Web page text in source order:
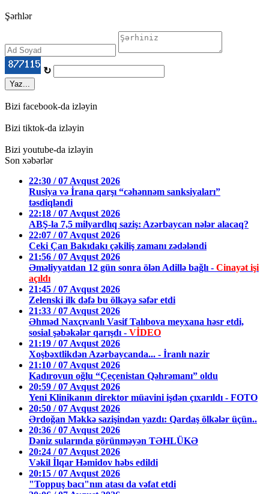
Şərhlər
↻
Yaz...
Bizi facebook-da izləyin
Bizi tiktok-da izləyin
Bizi youtube-da izləyin
Son xəbərlər
22:30 / 07 Avqust 2026
Rusiya və İrana qarşı “cəhənnəm sanksiyaları”
təsdiqləndi
22:18 / 07 Avqust 2026
ABŞ-la 7,5 milyardlıq saziş: Azərbaycan nələr alacaq?
22:07 / 07 Avqust 2026
Ceki Çan Bakıdakı çəkiliş zamanı zədələndi
21:56 / 07 Avqust 2026
Əməliyyatdan 12 gün sonra ölən Adillə bağlı - Cinayət işi
açıldı
21:45 / 07 Avqust 2026
Zelenski ilk dəfə bu ölkəyə səfər etdi
21:33 / 07 Avqust 2026
Əhməd Naxçıvanlı Vasif Talıbova meyxana həsr etdi,
sosial şəbəkələr qarışdı - VİDEO
21:19 / 07 Avqust 2026
Xoşbəxtlikdən Azərbaycanda... - İranlı nazir
21:10 / 07 Avqust 2026
Kadırovun oğlu “Çeçenistan Qəhrəmanı” oldu
20:59 / 07 Avqust 2026
Yeni Klinikanın direktor müavini işdən çıxarıldı - FOTO
20:50 / 07 Avqust 2026
Ərdoğan Məkkə sazişindən yazdı: Qardaş ölkələr üçün..
20:36 / 07 Avqust 2026
Dəniz sularında görünməyən TƏHLÜKƏ
20:24 / 07 Avqust 2026
Vəkil İlqar Həmidov həbs edildi
20:15 / 07 Avqust 2026
"Toppuş bacı"nın atası da vəfat etdi